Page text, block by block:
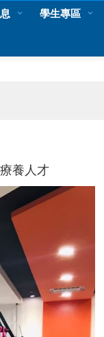
學生專區
養人才